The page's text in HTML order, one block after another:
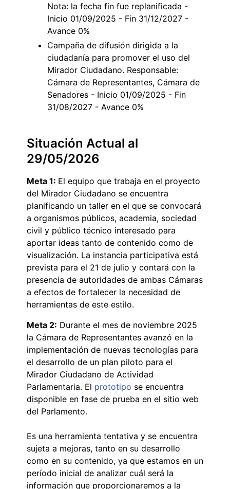
Nota: la fecha fin fue replanificada -
Inicio 01/09/2025 - Fin 31/12/2027 -
Avance 0%
Campaña de difusión dirigida a la
ciudadanía para promover el uso del
Mirador Ciudadano. Responsable:
Cámara de Representantes, Cámara de
Senadores - Inicio 01/09/2025 - Fin
31/08/2027 - Avance 0%
Situación Actual al
29/05/2026
Meta 1: El equipo que trabaja en el proyecto
del Mirador Ciudadano se encuentra
planificando un taller en el que se convocará
a organismos públicos, academia, sociedad
civil y público técnico interesado para
aportar ideas tanto de contenido como de
visualización. La instancia participativa está
prevista para el 21 de julio y contará con la
presencia de autoridades de ambas Cámaras
a efectos de fortalecer la necesidad de
herramientas de este estilo.
Meta 2: Durante el mes de noviembre 2025
la Cámara de Representantes avanzó en la
implementación de nuevas tecnologías para
el desarrollo de un plan piloto para el
Mirador Ciudadano de Actividad
Parlamentaria. El prototipo se encuentra
disponible en fase de prueba en el sitio web
del Parlamento.
Es una herramienta tentativa y se encuentra
sujeta a mejoras, tanto en su desarrollo
como en su contenido, ya que estamos en un
período inicial de analizar cuál será la
información que proporcionaremos a la